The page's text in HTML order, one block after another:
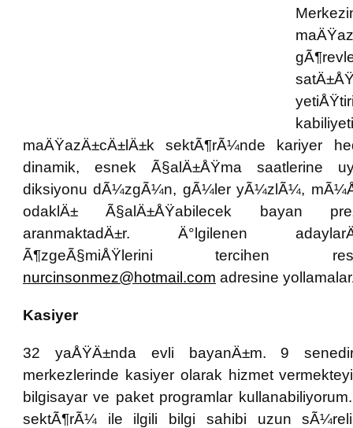
maÄŸazÄ±cÄ±lÄ±k sektÃ¶rÃ¼nde kariyer
dinamik, esnek Ã§alÄ±ÅŸma saatlerine
diksiyonu dÃ¼zgÃ¼n, gÃ¼ler yÃ¼zlÃ¼,
odaklÄ± Ã§alÄ±ÅŸabilecek bayan
aranmaktadÄ±r. Ä°lgilenen
Ã¶zgeÃ§miÅŸlerini tercihen
nurcinsonmez@hotmail.com adresine
Kasiyer
32 yaÅŸÄ±nda evli bayanÄ±m. 9
merkezlerinde kasiyer olarak hizmet
bilgisayar ve paket programlar
sektÃ¶rÃ¼ ile ilgili bilgi sahibi uzun sÃ¼reli